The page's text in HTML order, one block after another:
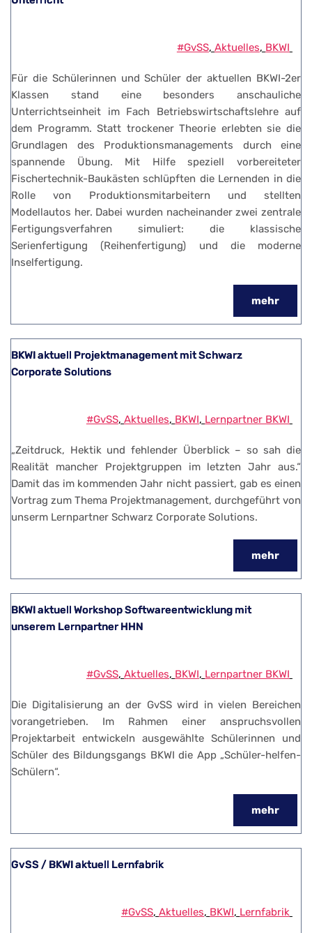
#GvSS, Aktuelles, BKWI
Für die Schülerinnen und Schüler der aktuellen BKWI-2er
Klassen stand eine besonders anschauliche
Unterrichtseinheit im Fach Betriebswirtschaftslehre auf
dem Programm. Statt trockener Theorie erlebten sie die
Grundlagen des Produktionsmanagements durch eine
spannende Übung. Mit Hilfe speziell vorbereiteter
Fischertechnik-Baukästen schlüpften die Lernenden in die
Rolle von Produktionsmitarbeitern und stellten
Modellautos her. Dabei wurden nacheinander zwei zentrale
Fertigungsverfahren simuliert: die klassische
Serienfertigung (Reihenfertigung) und die moderne
Inselfertigung.
mehr
BKWI aktuell Projektmanagement mit Schwarz
Corporate Solutions
#GvSS, Aktuelles, BKWI, Lernpartner BKWI
„Zeitdruck, Hektik und fehlender Überblick – so sah die
Realität mancher Projektgruppen im letzten Jahr aus.“
Damit das im kommenden Jahr nicht passiert, gab es einen
Vortrag zum Thema Projektmanagement, durchgeführt von
unserm Lernpartner Schwarz Corporate Solutions.
mehr
BKWI aktuell Workshop Softwareentwicklung mit
unserem Lernpartner HHN
#GvSS, Aktuelles, BKWI, Lernpartner BKWI
Die Digitalisierung an der GvSS wird in vielen Bereichen
vorangetrieben. Im Rahmen einer anspruchsvollen
Projektarbeit entwickeln ausgewählte Schülerinnen und
Schüler des Bildungsgangs BKWI die App „Schüler-helfen-
Schülern“.
mehr
GvSS / BKWI aktuell Lernfabrik
#GvSS, Aktuelles, BKWI, Lernfabrik